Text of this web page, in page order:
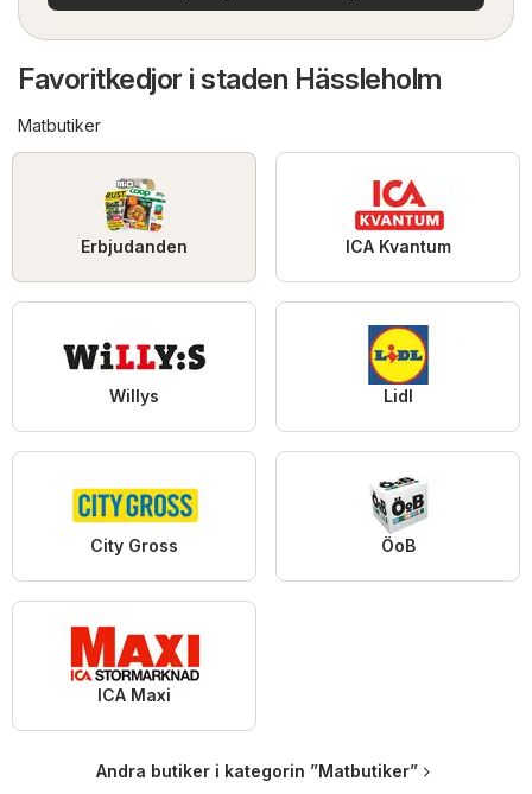
Favoritkedjor i staden Hässleholm
Matbutiker
Erbjudanden ICA Kvantum
Willys Lidl
City Gross ÖoB
ICA Maxi
Andra butiker i kategorin ”Matbutiker”